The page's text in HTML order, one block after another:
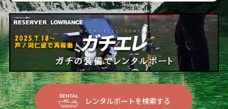
レンタルボートを検索する